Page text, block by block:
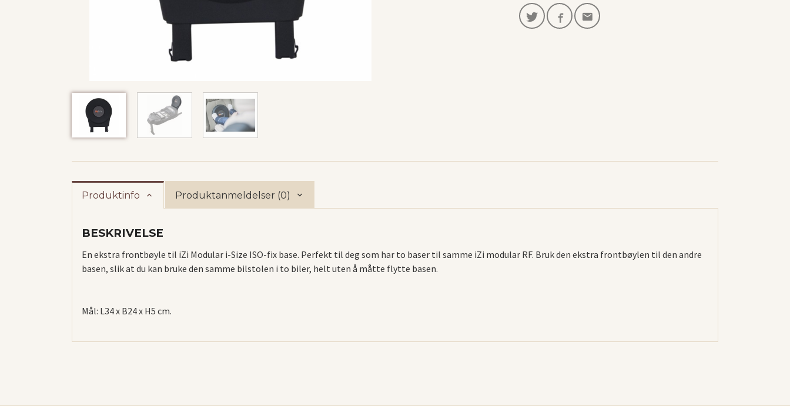
Produktinfo Produktanmeldelser (0)
BESKRIVELSE
En ekstra frontbøyle til iZi Modular i-Size ISO-fix base. Perfekt til deg som har to baser til samme iZi modular RF. Bruk den ekstra frontbøylen til den andre
basen, slik at du kan bruke den samme bilstolen i to biler, helt uten å måtte flytte basen.
Mål: L34 x B24 x H5 cm.